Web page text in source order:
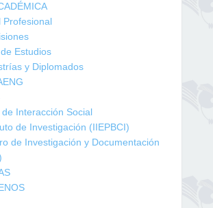
Profesional
Estudios
y Diplomados
Interacción Social
de Investigación (IIEPBCI)
de Investigación y Documentación